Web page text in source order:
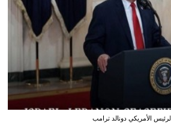
الرئيس الأمريكي دونالد ترامب